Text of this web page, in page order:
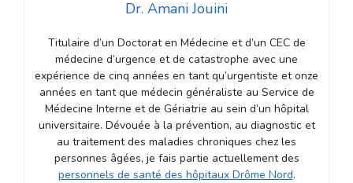
Dr. Amani Jouini
Titulaire d’un Doctorat en Médecine et d’un CEC de
médecine d’urgence et de catastrophe avec une
expérience de cinq années en tant qu’urgentiste et onze
années en tant que médecin généraliste au Service de
Médecine Interne et de Gériatrie au sein d’un hôpital
universitaire. Dévouée à la prévention, au diagnostic et
au traitement des maladies chroniques chez les
personnes âgées, je fais partie actuellement des
personnels de santé des hôpitaux Drôme Nord.